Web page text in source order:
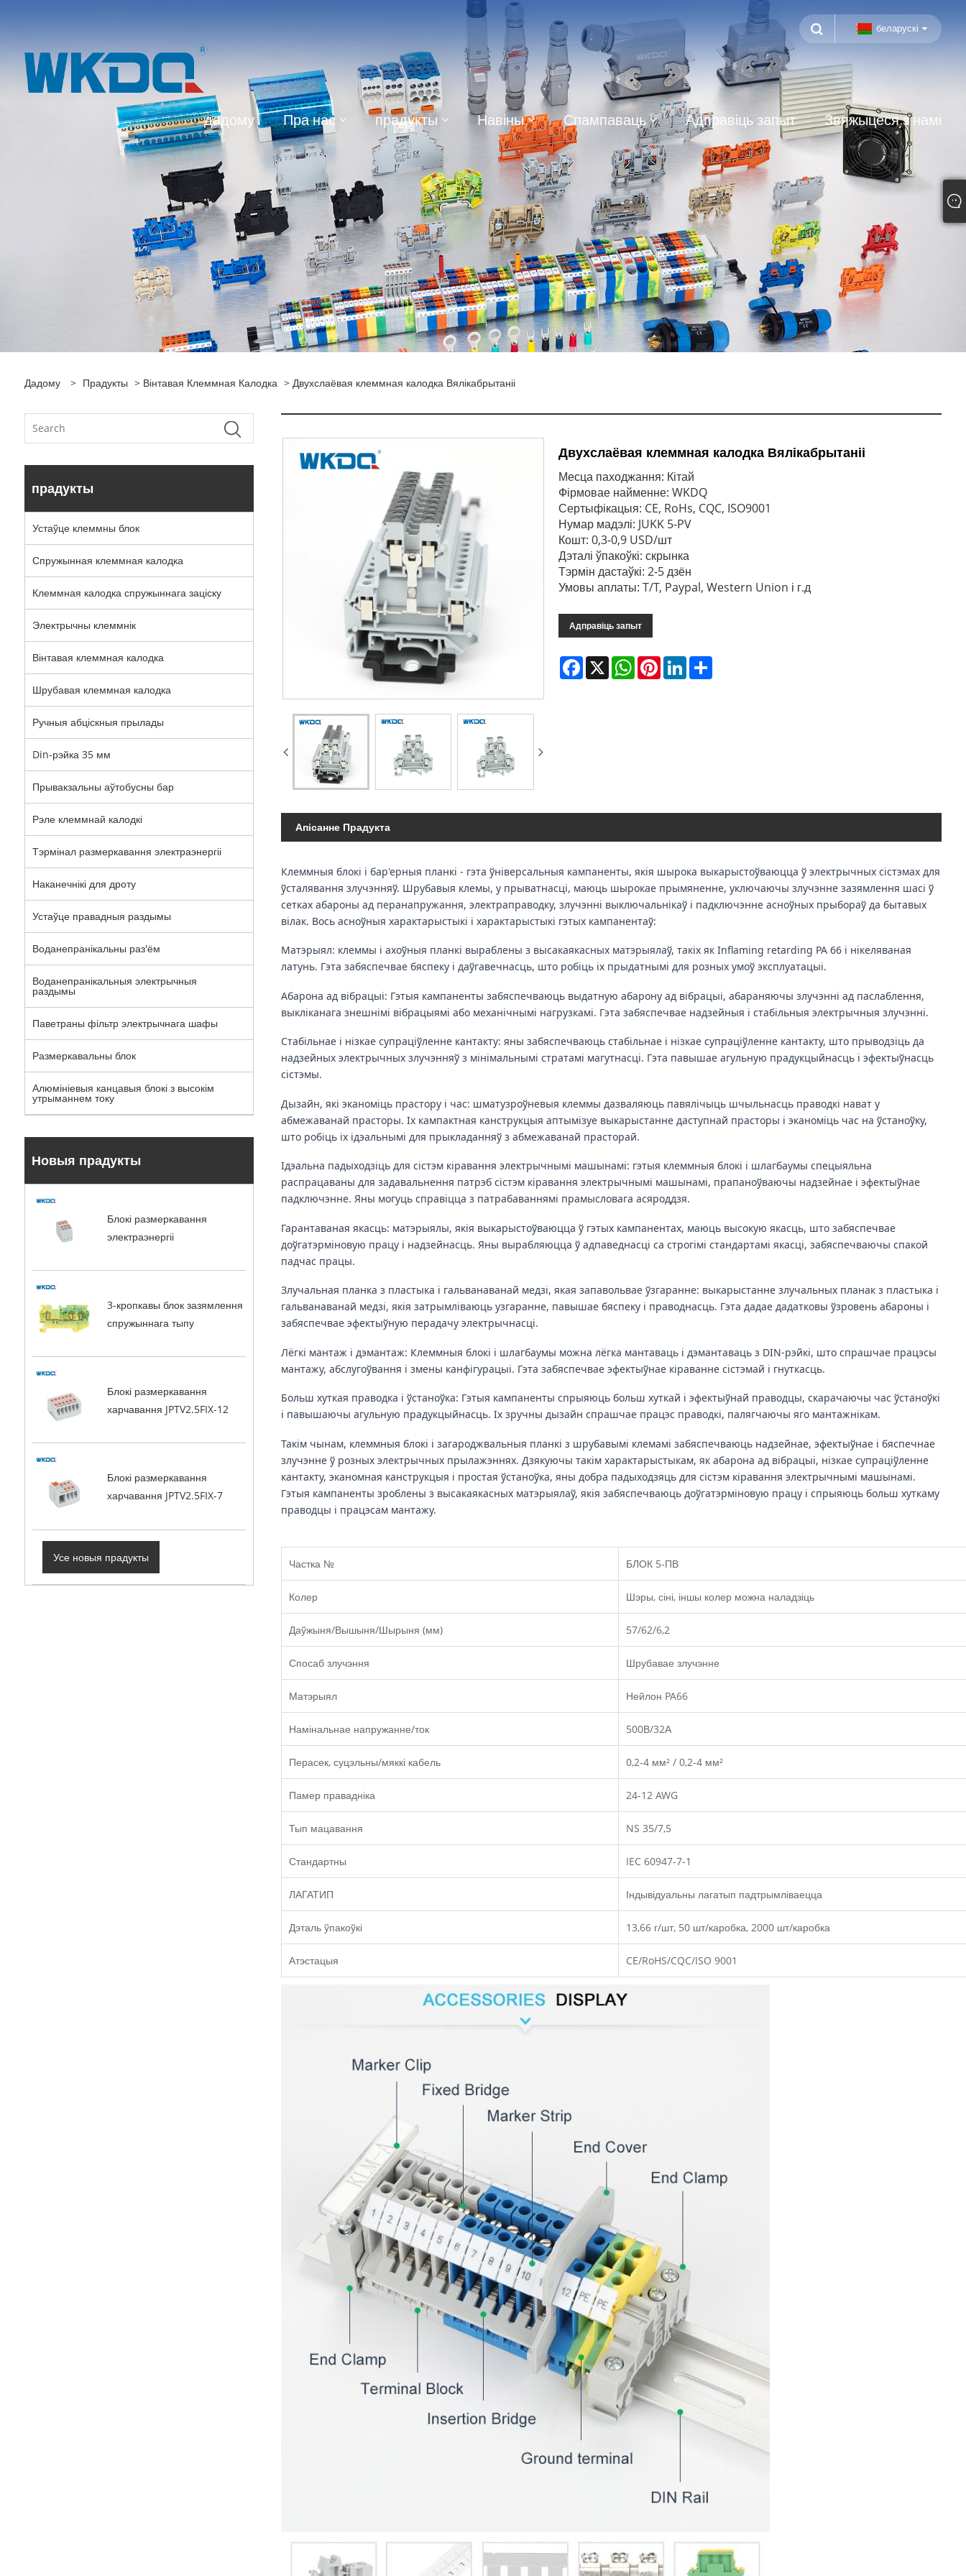
беларускі
дадому Пра нас прадукты Навіны Спампаваць Адправіць запыт Звяжыцеся з намі
Дадому > Прадукты > Вінтавая Клеммная Калодка > Двухслаёвая клеммная калодка Вялікабрытаніі
прадукты
Устаўце клеммны блок
Спружынная клеммная калодка
Клеммная калодка спружыннага заціску
Электрычны клеммнік
Вінтавая клеммная калодка
Шрубавая клеммная калодка
Ручныя абціскныя прылады
Din-рэйка 35 мм
Прывакзальны аўтобусны бар
Рэле клеммнай калодкі
Тэрмінал размеркавання электраэнергіі
Наканечнікі для дроту
Устаўце правадныя раздымы
Воданепранікальны раз'ём
Воданепранікальныя электрычныя
раздымы
Паветраны фільтр электрычнага шафы
Размеркавальны блок
Алюмініевыя канцавыя блокі з высокім
утрыманнем току
Новыя прадукты
Блокі размеркавання
электраэнергіі
3-кропкавы блок зазямлення
спружыннага тыпу
Блокі размеркавання
харчавання JPTV2.5FIX-12
Блокі размеркавання
харчавання JPTV2.5FIX-7
Усе новыя прадукты
Двухслаёвая клеммная калодка Вялікабрытаніі
Месца паходжання: Кітай
Фірмовае найменне: WKDQ
Сертыфікацыя: CE, RoHs, CQC, ISO9001
Нумар мадэлі: JUKK 5-PV
Кошт: 0,3-0,9 USD/шт
Дэталі ўпакоўкі: скрынка
Тэрмін дастаўкі: 2-5 дзён
Умовы аплаты: T/T, Paypal, Western Union і г.д
Адправіць запыт
Facebook
X WhatsApp
PinterestLinkedIn
Апісанне Прадукта
Клеммныя блокі і бар'ерныя планкі - гэта ўніверсальныя кампаненты, якія шырока выкарыстоўваюцца ў электрычных сістэмах для
ўсталявання злучэнняў. Шрубавыя клемы, у прыватнасці, маюць шырокае прымяненне, уключаючы злучэнне зазямлення шасі ў
сетках абароны ад перанапружання, электраправодку, злучэнні выключальнікаў і падключэнне асноўных прыбораў да бытавых
вілак. Вось асноўныя характарыстыкі і характарыстыкі гэтых кампанентаў:
Матэрыял: клеммы і ахоўныя планкі выраблены з высакаякасных матэрыялаў, такіх як Inflaming retarding PA 66 і нікеляваная
латунь. Гэта забяспечвае бяспеку і даўгавечнасць, што робіць іх прыдатнымі для розных умоў эксплуатацыі.
Абарона ад вібрацыі: Гэтыя кампаненты забяспечваюць выдатную абарону ад вібрацыі, абараняючы злучэнні ад паслаблення,
выкліканага знешнімі вібрацыямі або механічнымі нагрузкамі. Гэта забяспечвае надзейныя і стабільныя электрычныя злучэнні.
Стабільнае і нізкае супраціўленне кантакту: яны забяспечваюць стабільнае і нізкае супраціўленне кантакту, што прыводзіць да
надзейных электрычных злучэнняў з мінімальнымі стратамі магутнасці. Гэта павышае агульную прадукцыйнасць і эфектыўнасць
сістэмы.
Дызайн, які эканоміць прастору і час: шматузроўневыя клеммы дазваляюць павялічыць шчыльнасць праводкі нават у
абмежаванай прасторы. Іх кампактная канструкцыя аптымізуе выкарыстанне даступнай прасторы і эканоміць час на ўстаноўку,
што робіць іх ідэальнымі для прыкладанняў з абмежаванай прасторай.
Ідэальна падыходзіць для сістэм кіравання электрычнымі машынамі: гэтыя клеммныя блокі і шлагбаумы спецыяльна
распрацаваны для задавальнення патрэб сістэм кіравання электрычнымі машынамі, прапаноўваючы надзейнае і эфектыўнае
падключэнне. Яны могуць справіцца з патрабаваннямі прамысловага асяроддзя.
Гарантаваная якасць: матэрыялы, якія выкарыстоўваюцца ў гэтых кампанентах, маюць высокую якасць, што забяспечвае
доўгатэрміновую працу і надзейнасць. Яны вырабляюцца ў адпаведнасці са строгімі стандартамі якасці, забяспечваючы спакой
падчас працы.
Злучальная планка з пластыка і гальванаванай медзі, якая запавольвае ўзгаранне: выкарыстанне злучальных планак з пластыка і
гальванаванай медзі, якія затрымліваюць узгаранне, павышае бяспеку і праводнасць. Гэта дадае дадатковы ўзровень абароны і
забяспечвае эфектыўную перадачу электрычнасці.
Лёгкі мантаж і дэмантаж: Клеммныя блокі і шлагбаумы можна лёгка мантаваць і дэмантаваць з DIN-рэйкі, што спрашчае працэсы
мантажу, абслугоўвання і змены канфігурацыі. Гэта забяспечвае эфектыўнае кіраванне сістэмай і гнуткасць.
Больш хуткая праводка і ўстаноўка: Гэтыя кампаненты спрыяюць больш хуткай і эфектыўнай праводцы, скарачаючы час ўстаноўкі
і павышаючы агульную прадукцыйнасць. Іх зручны дызайн спрашчае працэс праводкі, палягчаючы яго мантажнікам.
Такім чынам, клеммныя блокі і загароджвальныя планкі з шрубавымі клемамі забяспечваюць надзейнае, эфектыўнае і бяспечнае
злучэнне ў розных электрычных прылажэннях. Дзякуючы такім характарыстыкам, як абарона ад вібрацыі, нізкае супраціўленне
кантакту, эканомная канструкцыя і простая ўстаноўка, яны добра падыходзяць для сістэм кіравання электрычнымі машынамі.
Гэтыя кампаненты зроблены з высакаякасных матэрыялаў, якія забяспечваюць доўгатэрміновую працу і спрыяюць больш хуткаму
праводцы і працэсам мантажу.
Частка № БЛОК 5-ПВ
Колер Шэры, сіні, іншы колер можна наладзіць
Даўжыня/Вышыня/Шырыня (мм) 57/62/6,2
Спосаб злучэння Шрубавае злучэнне
Матэрыял Нейлон PA66
Намінальнае напружанне/ток 500В/32А
Перасек, суцэльны/мяккі кабель 0,2-4 мм² / 0,2-4 мм²
Памер правадніка 24-12 AWG
Тып мацавання NS 35/7,5
Стандартны IEC 60947-7-1
ЛАГАТИП Індывідуальны лагатып падтрымліваецца
Дэталь ўпакоўкі 13,66 г/шт, 50 шт/каробка, 2000 шт/каробка
Атэстацыя CE/RoHS/CQC/ISO 9001